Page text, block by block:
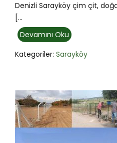
Denizli Sarayköy çim çit,
[...
Devamını Oku
Kategoriler: Sarayköy